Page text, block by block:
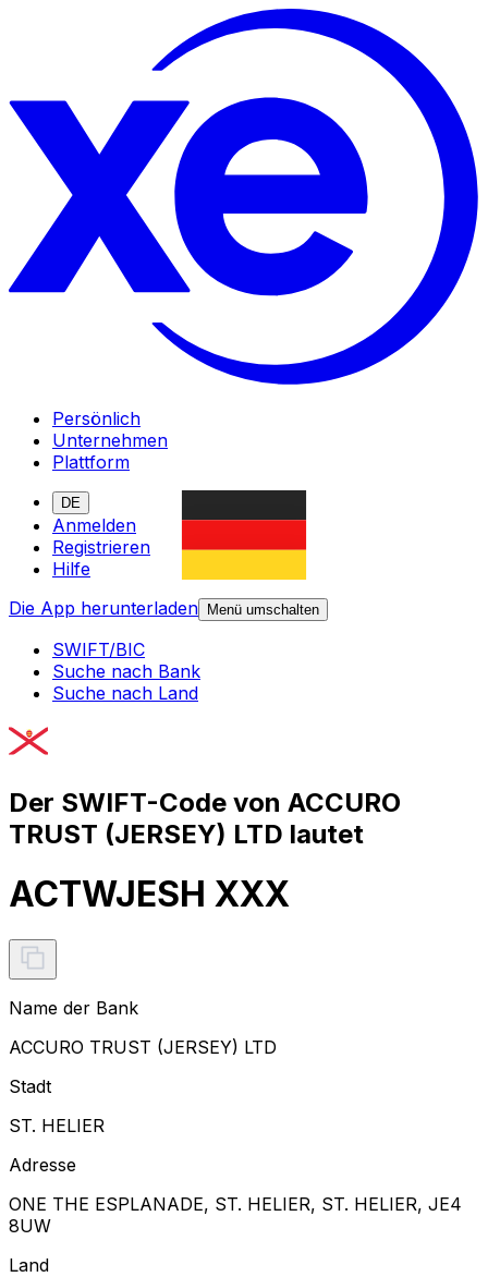
Persönlich
Unternehmen
Plattform
DE
Anmelden
Registrieren
Hilfe
Die App herunterladen
Menü umschalten
SWIFT/BIC
Suche nach Bank
Suche nach Land
Der SWIFT-Code von ACCURO
TRUST (JERSEY) LTD lautet
ACTWJESH XXX
Name der Bank
ACCURO TRUST (JERSEY) LTD
Stadt
ST. HELIER
Adresse
ONE THE ESPLANADE, ST. HELIER, ST. HELIER, JE4
8UW
Land